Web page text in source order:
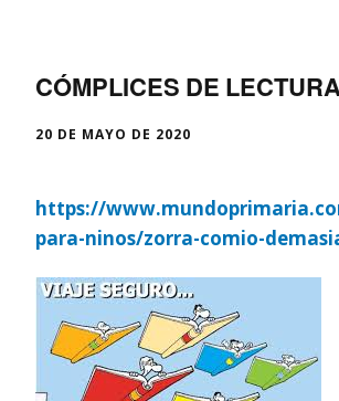
CÓMPLICES DE
20 DE MAYO DE 2020
https://
para-ninos/zorra-comio-